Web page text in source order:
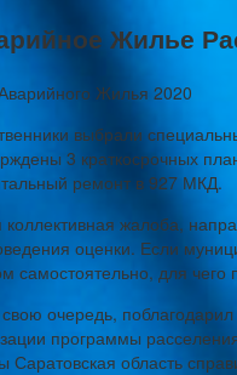
Жилье
выбрали
3 краткосрочных
ремонт в 927 МКД.
коллективная жалоба,
оценки. Если
самостоятельно, для
очередь,
программы
область